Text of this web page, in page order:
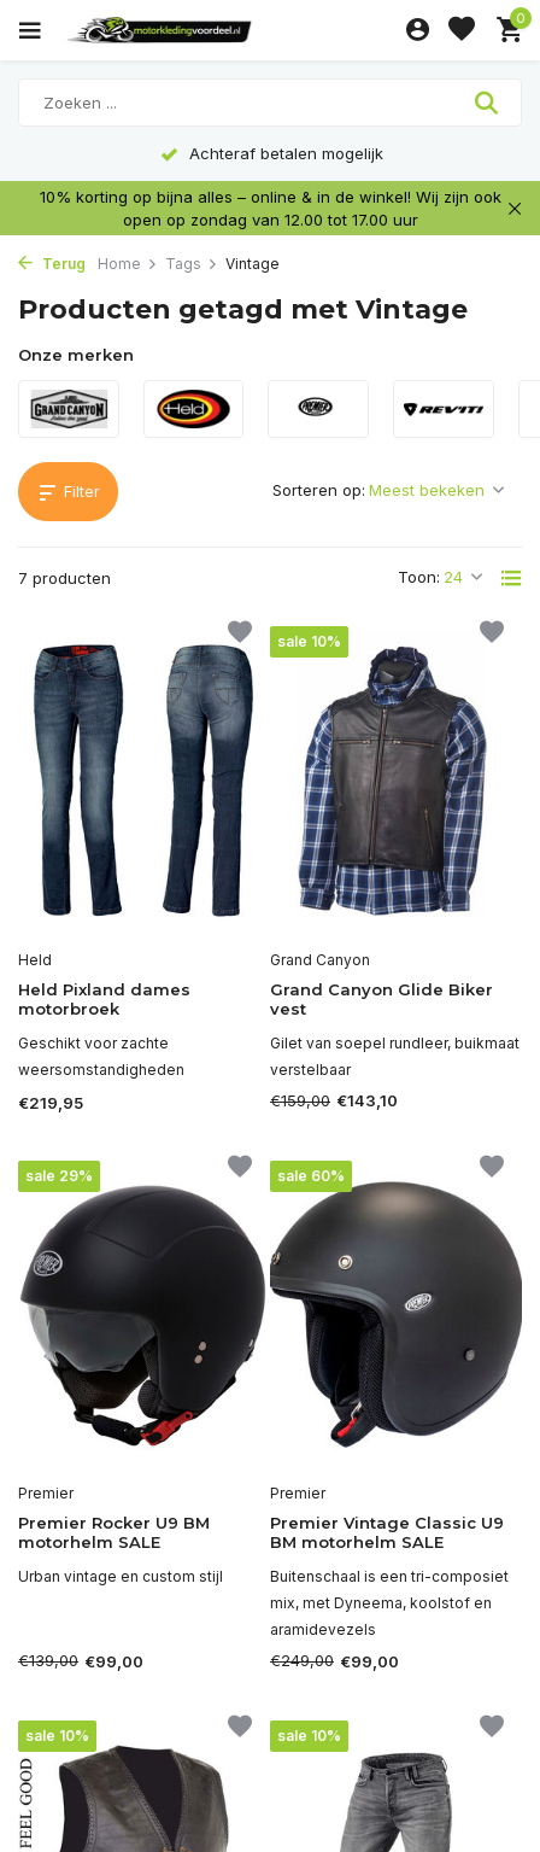
0
Achteraf betalen mogelijk
10% korting op bijna alles – online & in de winkel! Wij zijn ook
open op zondag van 12.00 tot 17.00 uur
Terug Home Tags Vintage
Producten getagd met Vintage
Onze merken
Filter
7 producten Toon:
Sorteren op:
Held
Held Pixland dames
motorbroek
Geschikt voor zachte
weersomstandigheden
€219,95
sale 10%
Grand Canyon
Grand Canyon Glide Biker
vest
Gilet van soepel rundleer, buikmaat
verstelbaar
€159,00 €143,10
sale 29%
Premier
Premier Rocker U9 BM
motorhelm SALE
Urban vintage en custom stijl
€139,00 €99,00
sale 60%
Premier
Premier Vintage Classic U9
BM motorhelm SALE
Buitenschaal is een tri-composiet
mix, met Dyneema, koolstof en
aramidevezels
€249,00 €99,00
sale 10% sale 10%